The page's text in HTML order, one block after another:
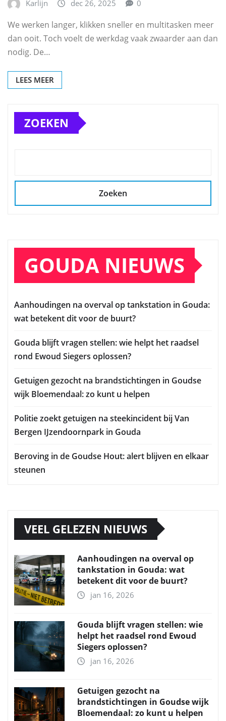
Karlijn dec 26, 2025 0
We werken langer, klikken sneller en multitasken meer
dan ooit. Toch voelt de werkdag vaak zwaarder aan dan
nodig. De…
LEES MEER
ZOEKEN
Zoeken
GOUDA NIEUWS
Aanhoudingen na overval op tankstation in Gouda:
wat betekent dit voor de buurt?
Gouda blijft vragen stellen: wie helpt het raadsel
rond Ewoud Siegers oplossen?
Getuigen gezocht na brandstichtingen in Goudse
wijk Bloemendaal: zo kunt u helpen
Politie zoekt getuigen na steekincident bij Van
Bergen IJzendoornpark in Gouda
Beroving in de Goudse Hout: alert blijven en elkaar
steunen
VEEL GELEZEN NIEUWS
Aanhoudingen na overval op
tankstation in Gouda: wat
betekent dit voor de buurt?
jan 16, 2026
Gouda blijft vragen stellen: wie
helpt het raadsel rond Ewoud
Siegers oplossen?
jan 16, 2026
Getuigen gezocht na
brandstichtingen in Goudse wijk
Bloemendaal: zo kunt u helpen